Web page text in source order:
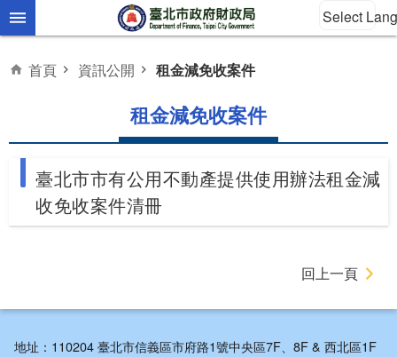
跳到主要內容區塊 Select
首頁 資訊公開 租金減免收案件
租金減免收案件
臺北市市有公用不動產提供使用辦法租金減
收免收案件清冊
回上一頁
地址：110204 臺北市信義區市府路1號中央區7F、8F & 西北區1F